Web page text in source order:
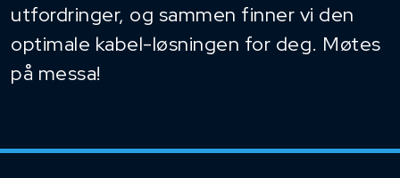
utfordringer, og sammen finner vi den
optimale kabel-løsningen for deg. Møtes
på messa!